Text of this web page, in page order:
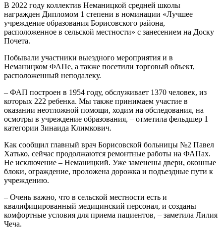
В 2022 году коллектив Неманицкой средней школы
награжден Дипломом 1 степени в номинации «Лучшее
учреждение образования Борисовского района,
расположенное в сельской местности» с занесением на Доску
Почета.
Побывали участники выездного мероприятия и в
Неманицком ФАПе, а также посетили торговый объект,
расположенный неподалеку.
– ФАП построен в 1954 году, обслуживает 1370 человек, из
которых 222 ребенка. Мы также принимаем участие в
оказании неотложной помощи, ходим на обследования, на
осмотры в учреждение образования, – отметила фельдшер 1
категории Зинаида Климкович.
Как сообщил главный врач Борисовской больницы №2 Павел
Хатько, сейчас продолжаются ремонтные работы на ФАПах.
Не исключение – Неманицкий. Уже заменены двери, оконные
блоки, ограждение, проложена дорожка и подъездные пути к
учреждению.
– Очень важно, что в сельской местности есть и
квалифицированный медицинский персонал, и созданы
комфортные условия для приема пациентов, – заметила Лилия
Чеча.